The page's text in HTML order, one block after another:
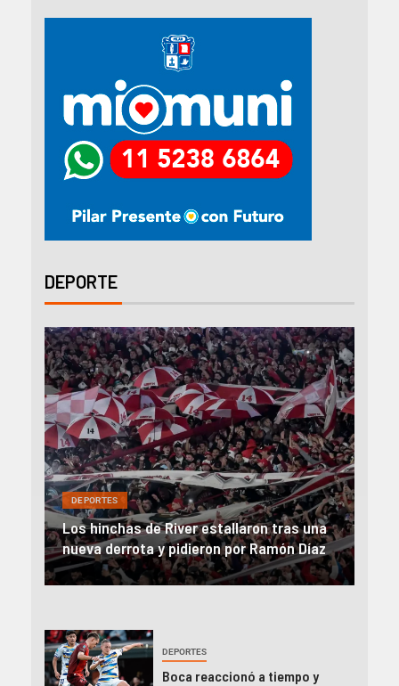
DEPORTE
DEPORTES
River, en caída libre: perdió con Central y
el Monumental explotó
DEPORTES
Boca reaccionó a tiempo y